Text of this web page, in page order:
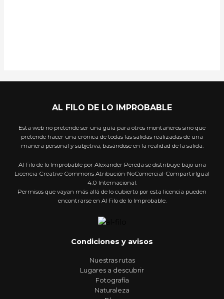
AL FILO DE LO IMPROBABLE
Esta web no pretende ser una guía para otros montañeros sino que
pretende hacer una crónica de todas las salidas realizadas de una
manera personal y subjetiva, basándose en la realidad de la salida.
Al Filo de lo Improbable por Alexander Pereda se distribuye bajo una
Licencia Creative Commons Atribución-NoComercial-CompartirIgual
4.0 Internacional.
Permisos que vayan más allá de lo cubierto por esta licencia pueden
encontrarse en Al Filo de lo Improbable.
Condiciones y avisos
Nuestras rutas
Lugares a descubrir
Fotografía
Naturaleza